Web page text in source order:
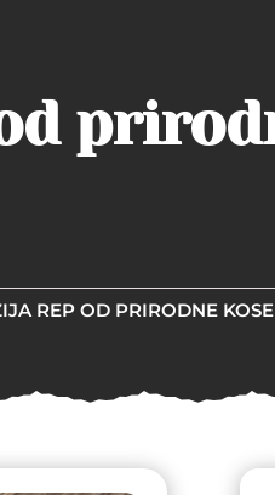
REP OD PRIRODNE